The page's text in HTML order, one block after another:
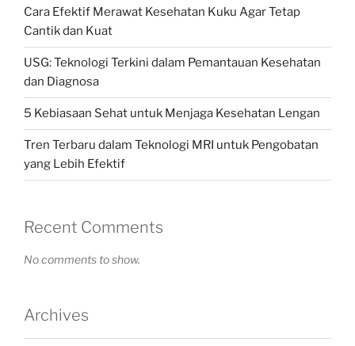
Cara Efektif Merawat Kesehatan Kuku Agar Tetap
Cantik dan Kuat
USG: Teknologi Terkini dalam Pemantauan Kesehatan
dan Diagnosa
5 Kebiasaan Sehat untuk Menjaga Kesehatan Lengan
Tren Terbaru dalam Teknologi MRI untuk Pengobatan
yang Lebih Efektif
Recent Comments
No comments to show.
Archives